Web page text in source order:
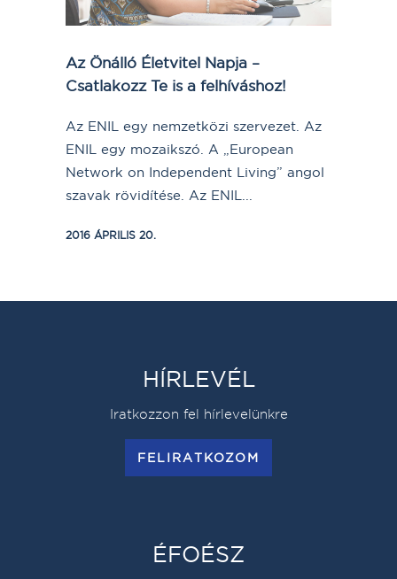
Az Önálló Életvitel Napja –
Csatlakozz Te is a felhíváshoz!
Az ENIL egy nemzetközi szervezet. Az
ENIL egy mozaikszó. A „European
Network on Independent Living” angol
szavak rövidítése. Az ENIL...
2016 ÁPRILIS 20.
HÍRLEVÉL
Iratkozzon fel hírlevelünkre
FELIRATKOZOM
ÉFOÉSZ